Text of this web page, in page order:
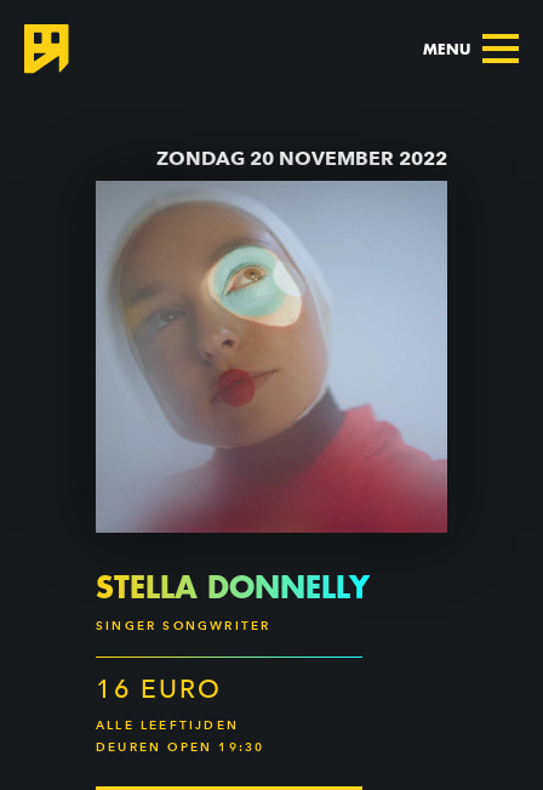
MENU
ZONDAG 20 NOVEMBER 2022
STELLA DONNELLY
SINGER SONGWRITER
16 EURO
ALLE LEEFTIJDEN
DEUREN OPEN 19:30